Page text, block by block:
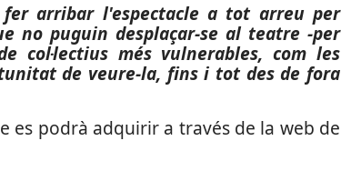
fer arribar l'espectacle a tot arreu per
no puguin desplaçar-se al teatre -per
més vulnerables, com les
de veure-la, fins i tot des de fora
es podrà adquirir a través de la web de